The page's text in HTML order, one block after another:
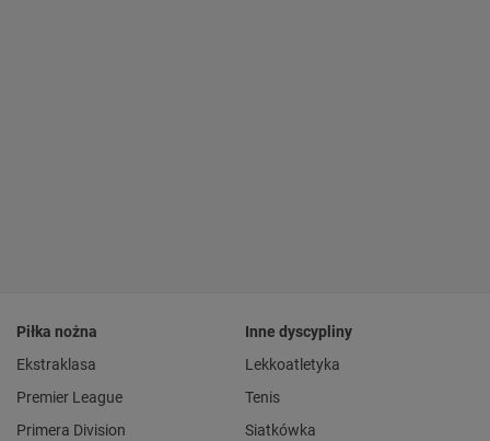
Piłka nożna
Ekstraklasa
Premier League
Primera Division
Inne dyscypliny
Lekkoatletyka
Tenis
Siatkówka